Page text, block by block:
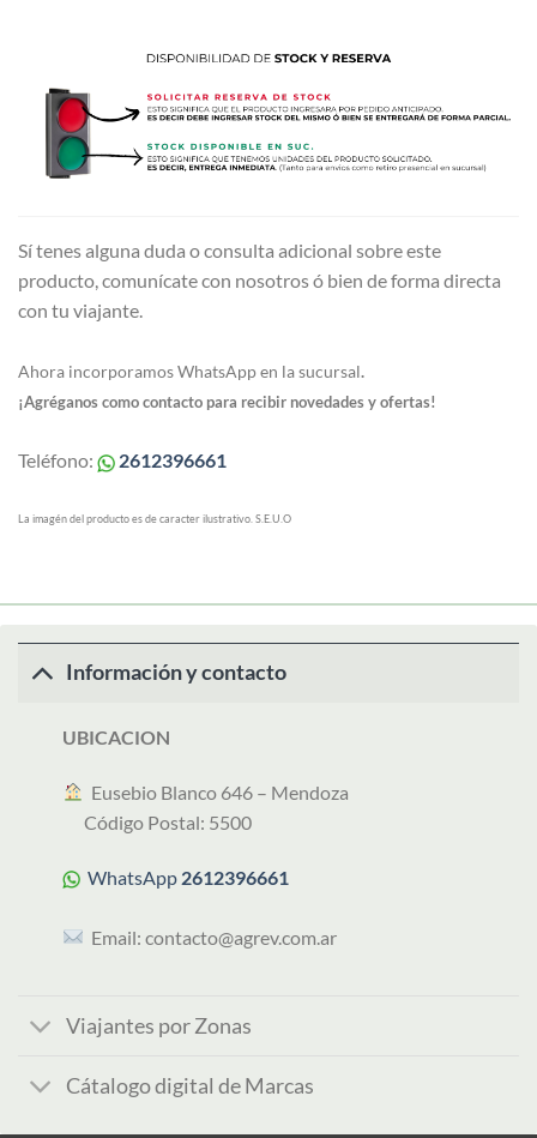
Sí tenes alguna duda o consulta adicional sobre este
producto, comunícate con nosotros ó bien de forma directa
con tu viajante.
Ahora incorporamos WhatsApp en la sucursal.
¡Agréganos como contacto para recibir novedades y ofertas!
Teléfono: 2612396661
La imagén del producto es de caracter ilustrativo. S.E.U.O
Información y contacto
UBICACION
︎ Eusebio Blanco 646 – Mendoza
Código Postal: 5500
WhatsApp 2612396661
Email:contacto@agrev.com.ar
Viajantes por Zonas
Cátalogo digital de Marcas